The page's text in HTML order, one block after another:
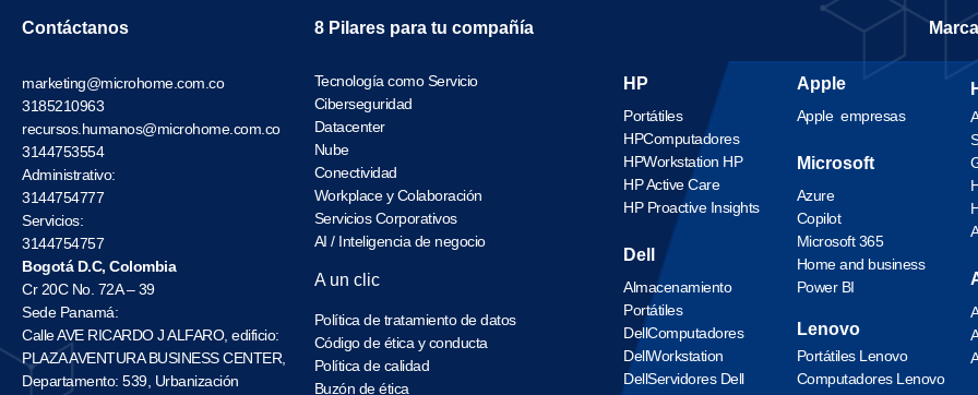
Contáctanos
marketing@microhome.com.co
3185210963
recursos.humanos@microhome.com.co
3144753554
Administrativo:
3144754777
Servicios:
3144754757
Bogotá D.C, Colombia
Cr 20C No. 72A – 39
Sede Panamá:
Calle AVE RICARDO J ALFARO, edificio:
PLAZA AVENTURA BUSINESS CENTER,
Departamento: 539, Urbanización
8 Pilares para tu compañía
Tecnología como Servicio
Ciberseguridad
Datacenter
Nube
Conectividad
Workplace y Colaboración
Servicios Corporativos
AI / Inteligencia de negocio
A un clic
Política de tratamiento de datos
Código de ética y conducta
Política de calidad
Buzón de ética
HP
Portátiles
HPComputadores
HPWorkstation HP
HP Active Care
HP Proactive Insights
Dell
Almacenamiento
Portátiles
DellComputadores
DellWorkstation
DellServidores Dell
Apple
Apple empresas
Microsoft
Azure
Copilot
Microsoft 365
Home and business
Power BI
Lenovo
Portátiles Lenovo
Computadores Lenovo